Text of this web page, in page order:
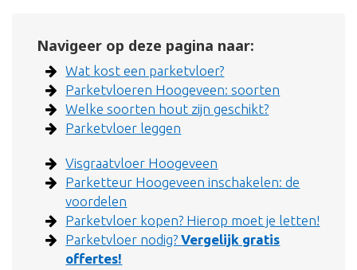
Navigeer op deze pagina naar:
Wat kost een parketvloer?
Parketvloeren Hoogeveen: soorten
Welke soorten hout zijn geschikt?
Parketvloer leggen
Visgraatvloer Hoogeveen
Parketteur Hoogeveen inschakelen: de
voordelen
Parketvloer kopen? Hierop moet je letten!
Parketvloer nodig?Vergelijk gratis
offertes!